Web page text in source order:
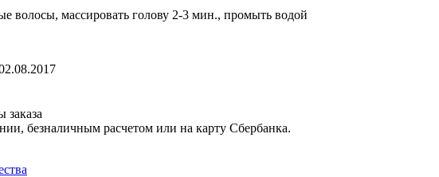
волосы, массировать голову 2-3 мин., промыть водой
заказа
безналичным расчетом или на карту Сбербанка.